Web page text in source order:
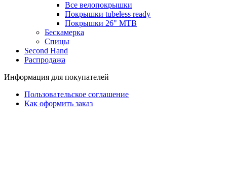
Все велопокрышки
Покрышки tubeless ready
Покрышки 26" MTB
Бескамерка
Спицы
Second Hand
Распродажа
Информация для покупателей
Пользовательское соглашение
Как оформить заказ